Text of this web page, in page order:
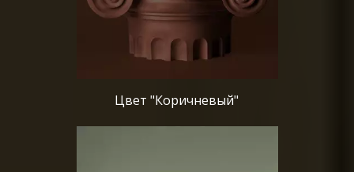
Цвет "Коричневый"